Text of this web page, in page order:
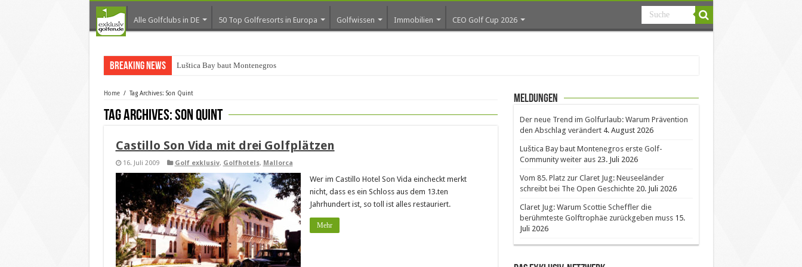
Alle Golfclubs in DE 50 Top Golfresorts in Europa Golfwissen Immobilien CEO Golf Cup 2026
Breaking News Luštica Bay baut Montenegros erste
Home / Tag Archives: Son Quint
Tag Archives:Son Quint
Castillo Son Vida mit drei Golfplätzen
16. Juli 2009 Golf exklusiv, Golfhotels, Mallorca
Wer im Castillo Hotel Son Vida eincheckt merkt
nicht, dass es ein Schloss aus dem 13.ten
Jahrhundert ist, so toll ist alles restauriert.
Mehr
Meldungen
Der neue Trend im Golfurlaub: Warum Prävention
den Abschlag verändert 4. August 2026
Luštica Bay baut Montenegros erste Golf-
Community weiter aus 23. Juli 2026
Vom 85. Platz zur Claret Jug: Neuseeländer
schreibt bei The Open Geschichte 20. Juli 2026
Claret Jug: Warum Scottie Scheffler die
berühmteste Golftrophäe zurückgeben muss 15.
Juli 2026